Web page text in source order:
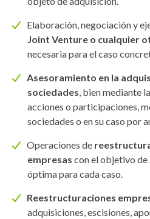
Elaboración, negociación y
Joint Venture o cualquier
necesaria para el caso
Asesoramiento en la
sociedades, bien mediante
acciones o participaciones,
sociedades o en su caso por
Operaciones de
empresas con el objetivo
óptima para cada caso.
Reestructuraciones
adquisiciones, escisiones,